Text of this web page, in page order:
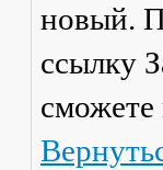
новый.
ссылку